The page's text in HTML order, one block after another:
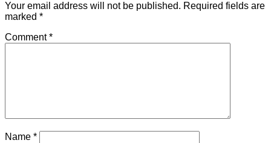
Your email address will not be published. Required fields are
marked *
Comment*
Name *